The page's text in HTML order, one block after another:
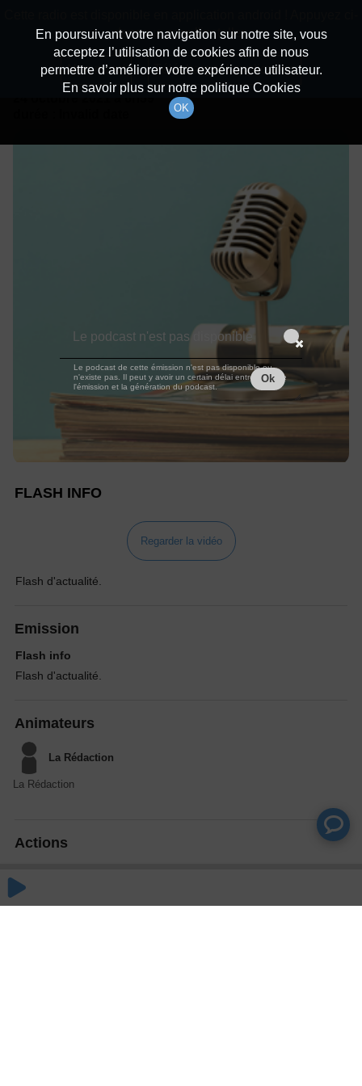
Détails De L'épisode
à 6h59
FLASH INFO
Regarder la vidéo
Flash d'actualité.
Emission
Flash info
Flash d'actualité.
Animateurs
La Rédaction
La Rédaction
Actions
En poursuivant votre navigation sur notre site, vous
acceptez l’utilisation de cookies afin de nous
permettre d’améliorer votre expérience utilisateur.
En savoir plus sur notre politique Cookies
OK
dessous pour l'installer.
Non merci Télécharger l'application
Le podcast n'est pas disponible
Le podcast de cette émission n'est pas disponible ou
n'existe pas. Il peut y avoir un certain délai entre la fin de
l'émission et la génération du podcast.
Ok